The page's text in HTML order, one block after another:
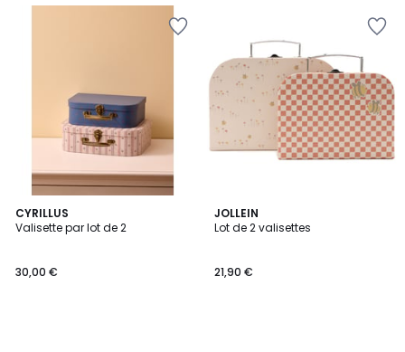
CYRILLUS
Valisette par lot de 2
30,00 €
JOLLEIN
Lot de 2 valisettes
21,90 €